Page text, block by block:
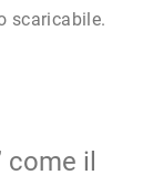
scaricabile.
come il